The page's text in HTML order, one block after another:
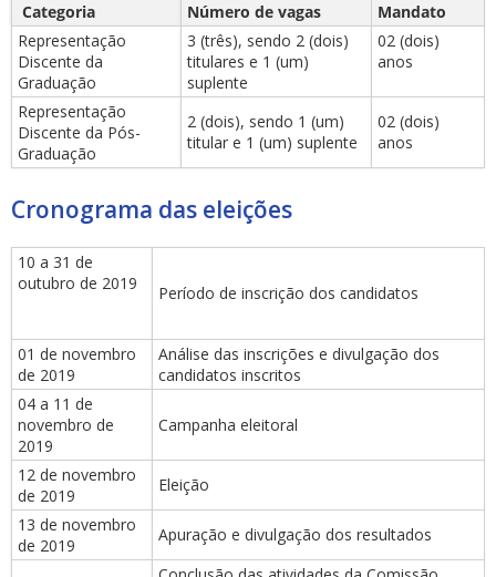
Categoria Número de vagas
Mandato
Representação
Discente da
Graduação
3 (três), sendo 2 (dois)
titulares e 1 (um)
suplente
02 (dois)
anos
Representação
Discente da Pós-
Graduação
2 (dois), sendo 1 (um)
titular e 1 (um) suplente
02 (dois)
anos
Cronograma das eleições
10 a 31 de
outubro de 2019
Período de inscrição dos candidatos
01 de novembro
de 2019
Análise das inscrições e divulgação dos
candidatos inscritos
04 a 11 de
novembro de
2019
Campanha eleitoral
12 de novembro
de 2019
Eleição
13 de novembro
de 2019
Apuração e divulgação dos resultados